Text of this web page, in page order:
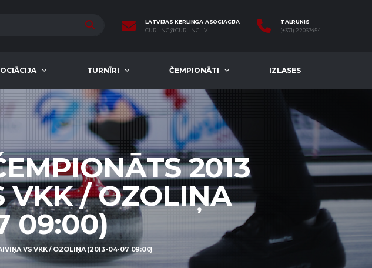
LATVIJAS KĒRLINGA ASOCIĀCIJA
CURLING@CURLING.LV
TĀLRUNIS
(+371) 22067454
TURNĪRI ČEMPIONĀTI IZLASES
2013
/ OZOLIŅA
09:00)
VS VKK / OZOLIŅA (2013-04-07 09:00)